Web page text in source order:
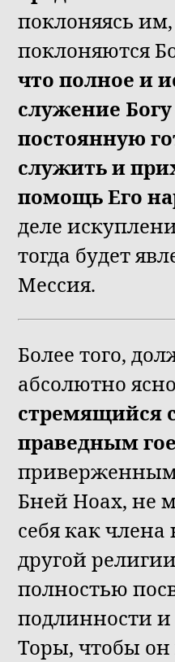
поклоняясь
поклоняются
что полное и
служение
постоянную
служить и
помощь Его
деле
тогда будет
Мессия.
Более того,
абсолютно
стремящийся
праведным
Бней Ноах, не
себя как
другой
полностью
подлинности
Торы, чтобы